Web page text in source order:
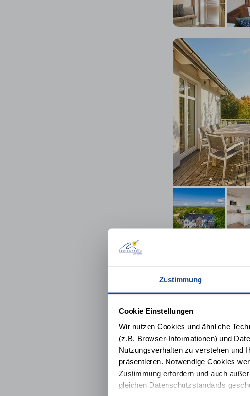
Zustimmung
Cookie Einstellungen
Wir nutzen Cookies und ähnliche
(z.B. Browser-Informationen) und
Nutzungsverhalten zu verstehen und
präsentieren. Notwendige Cookies
Zustimmung erfordern und auch
gleichen Datenschutzstandards